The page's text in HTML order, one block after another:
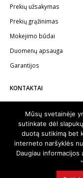
Prekių užsakymas
Prekių grąžinimas
Mokėjimo būdai
Duomenų apsauga
Garantijos
KONTAKTAI
Telefonas:+370 602
El.paštas:
© 2024. Visos teisės
Mūsų svetainėje
sutinkate dėl
duotą sutikimą bet
interneto naršyklės
Daugiau informacijos